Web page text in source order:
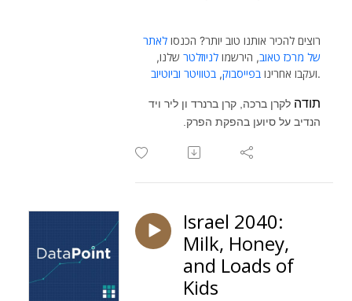
רוצים להכיר אותנו טוב יותר? הכנסו לאתר
של מרכז טאוב, הירשמו לניוזלטר שלנו,
ועקבו אחרינו בפייסבוק, בטוויטר וביוטיוב .
תודה לקרן ברכה, קרן ברנרד ון ליר ויד
הנדיב על סיוען בהפקת הפרק.
Israel 2040:
Milk, Honey,
and Loads of
Kids